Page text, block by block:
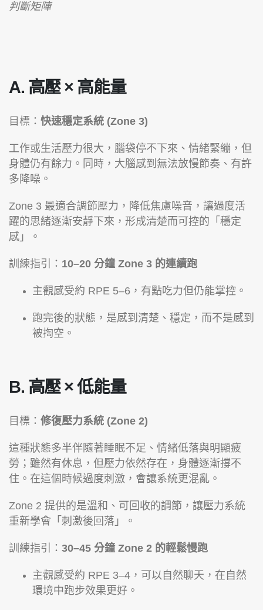
判斷矩陣
A. 高壓 × 高能量
目標： 快速穩定系統 (Zone 3)
工作或生活壓力很大，腦袋停不下來、情緒緊繃，但
身體仍有餘力。同時，大腦感到無法放慢節奏、有許
多降噪。
Zone 3 最適合調節壓力，降低焦慮噪音，讓過度活
躍的思緒逐漸安靜下來，形成清楚而可控的「穩定
感」。
訓練指引： 10–20 分鐘 Zone 3 的連續跑
主觀感受約 RPE 5–6，有點吃力但仍能掌控。
跑完後的狀態，是感到清楚、穩定，而不是感到
被掏空。
B. 高壓 × 低能量
目標： 修復壓力系統 (Zone 2)
這種狀態多半伴隨著睡眠不足、情緒低落與明顯疲
勞；雖然有休息，但壓力依然存在，身體逐漸撐不
住。在這個時候過度刺激，會讓系統更混亂。
Zone 2 提供的是溫和、可回收的調節，讓壓力系統
重新學會「刺激後回落」。
訓練指引： 30–45 分鐘 Zone 2 的輕鬆慢跑
主觀感受約 RPE 3–4，可以自然聊天，在自然
環境中跑步效果更好。